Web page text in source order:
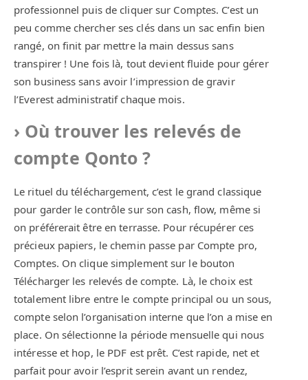
professionnel puis de cliquer sur Comptes. C’est un
peu comme chercher ses clés dans un sac enfin bien
rangé, on finit par mettre la main dessus sans
transpirer ! Une fois là, tout devient fluide pour gérer
son business sans avoir l’impression de gravir
l’Everest administratif chaque mois.
Où trouver les relevés de
compte Qonto ?
Le rituel du téléchargement, c’est le grand classique
pour garder le contrôle sur son cash, flow, même si
on préférerait être en terrasse. Pour récupérer ces
précieux papiers, le chemin passe par Compte pro,
Comptes. On clique simplement sur le bouton
Télécharger les relevés de compte. Là, le choix est
totalement libre entre le compte principal ou un sous,
compte selon l’organisation interne que l’on a mise en
place. On sélectionne la période mensuelle qui nous
intéresse et hop, le PDF est prêt. C’est rapide, net et
parfait pour avoir l’esprit serein avant un rendez,